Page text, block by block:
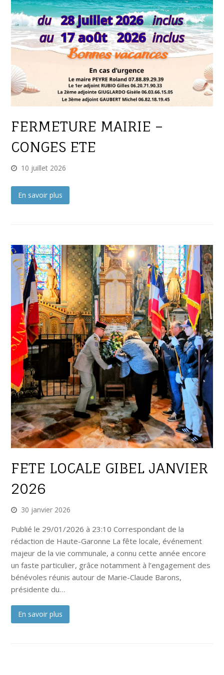
FERMETURE MAIRIE –
CONGES ETE
10 juillet 2026
En savoir plus
FETE LOCALE GIBEL JANVIER
2026
30 janvier 2026
Publié le 29/01/2026 à 23:10 Correspondant de la
rédaction de Haute-Garonne La fête locale, événement
majeur de la vie communale, a connu cette année encore
un faste particulier, grâce notamment à l’engagement des
bénévoles réunis autour de Marie-Claude Barons,
présidente du…
En savoir plus